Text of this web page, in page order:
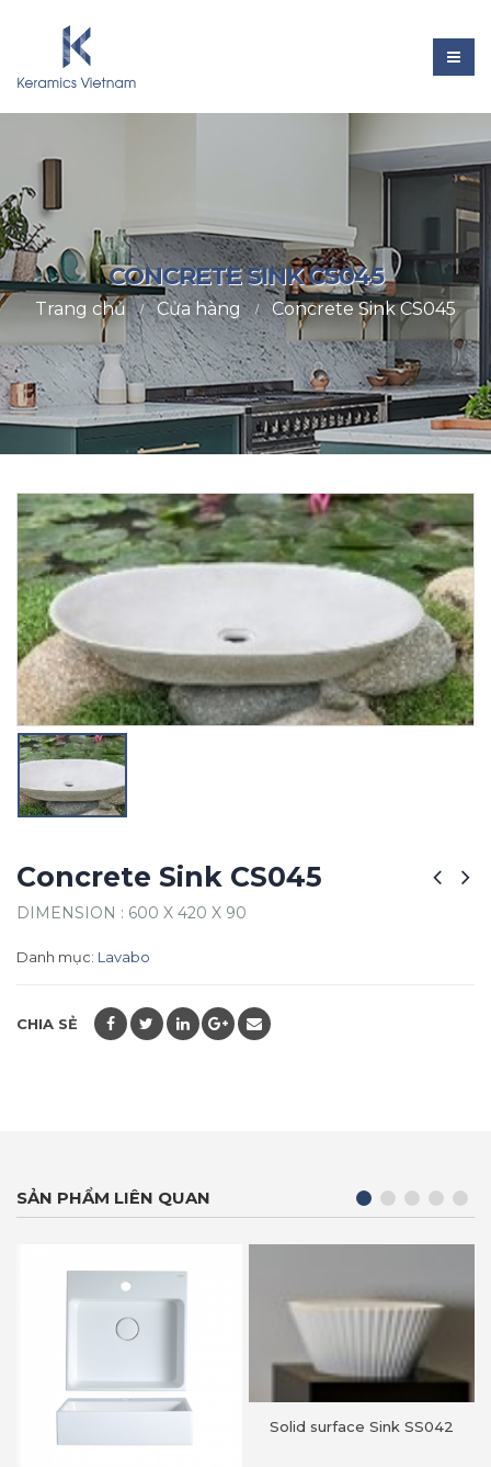
CONCRETE SINK CS045
Trang chủ Cửa hàng Concrete Sink CS045
Concrete Sink CS045
DIMENSION : 600 X 420 X 90
Danh mục: Lavabo
CHIA SẺ
SẢN PHẨM LIÊN QUAN